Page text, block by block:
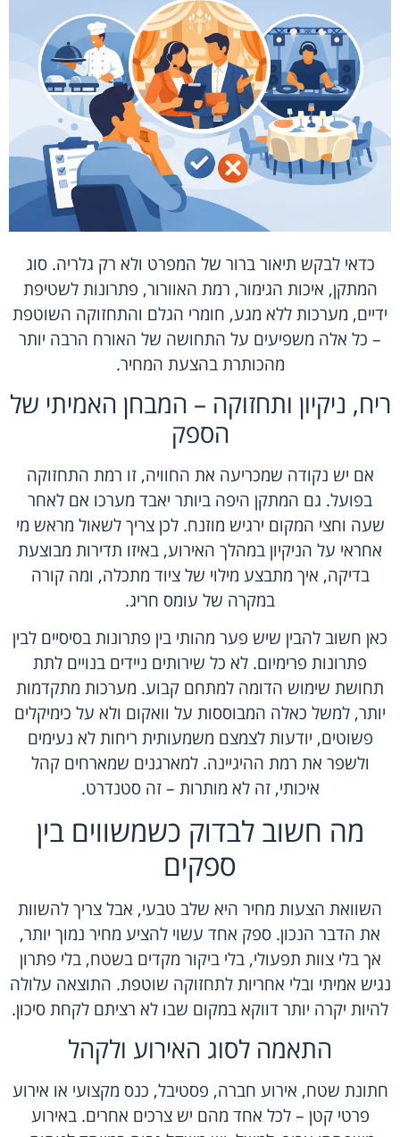
כדאי לבקש תיאור ברור של המפרט ולא רק גלריה. סוג
המתקן, איכות הגימור, רמת האוורור, פתרונות לשטיפת
ידיים, מערכות ללא מגע, חומרי הגלם והתחזוקה השוטפת
– כל אלה משפיעים על התחושה של האורח הרבה יותר
מהכותרת בהצעת המחיר.
ריח, ניקיון ותחזוקה – המבחן האמיתי של
הספק
אם יש נקודה שמכריעה את החוויה, זו רמת התחזוקה
בפועל. גם המתקן היפה ביותר יאבד מערכו אם לאחר
שעה וחצי המקום ירגיש מוזנח. לכן צריך לשאול מראש מי
אחראי על הניקיון במהלך האירוע, באיזו תדירות מבוצעת
בדיקה, איך מתבצע מילוי של ציוד מתכלה, ומה קורה
במקרה של עומס חריג.
כאן חשוב להבין שיש פער מהותי בין פתרונות בסיסיים לבין
פתרונות פרימיום. לא כל שירותים ניידים בנויים לתת
תחושת שימוש הדומה למתחם קבוע. מערכות מתקדמות
יותר, למשל כאלה המבוססות על וואקום ולא על כימיקלים
פשוטים, יודעות לצמצם משמעותית ריחות לא נעימים
ולשפר את רמת ההיגיינה. למארגנים שמארחים קהל
איכותי, זה לא מותרות – זה סטנדרט.
מה חשוב לבדוק כשמשווים בין
ספקים
השוואת הצעות מחיר היא שלב טבעי, אבל צריך להשוות
את הדבר הנכון. ספק אחד עשוי להציע מחיר נמוך יותר,
אך בלי צוות תפעולי, בלי ביקור מקדים בשטח, בלי פתרון
נגיש אמיתי ובלי אחריות לתחזוקה שוטפת. התוצאה עלולה
להיות יקרה יותר דווקא במקום שבו לא רציתם לקחת סיכון.
התאמה לסוג האירוע ולקהל
חתונת שטח, אירוע חברה, פסטיבל, כנס מקצועי או אירוע
פרטי קטן – לכל אחד מהם יש צרכים אחרים. באירוע